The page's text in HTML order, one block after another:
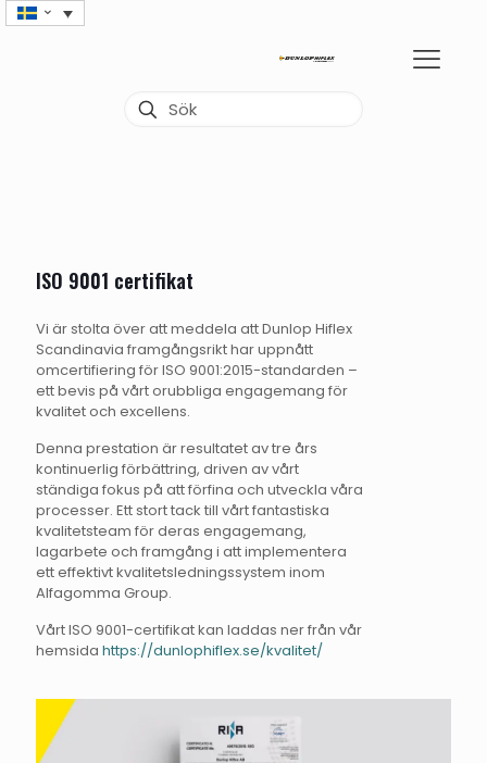
ISO 9001 certifikat
Vi är stolta över att meddela att Dunlop Hiflex
Scandinavia framgångsrikt har uppnått
omcertifiering för ISO 9001:2015-standarden –
ett bevis på vårt orubbliga engagemang för
kvalitet och excellens.
Denna prestation är resultatet av tre års
kontinuerlig förbättring, driven av vårt
ständiga fokus på att förfina och utveckla våra
processer. Ett stort tack till vårt fantastiska
kvalitetsteam för deras engagemang,
lagarbete och framgång i att implementera
ett effektivt kvalitetsledningssystem inom
Alfagomma Group.
Vårt ISO 9001-certifikat kan laddas ner från vår
hemsida https://dunlophiflex.se/kvalitet/